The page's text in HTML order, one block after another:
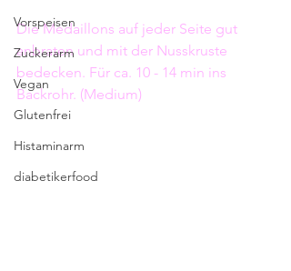
Vorspeisen
Zuckerarm
Vegan
Glutenfrei
Histaminarm
diabetikerfood
Die Medaillons auf jeder Seite gut
anbraten und mit der Nusskruste
bedecken. Für ca. 10 - 14 min ins
Backrohr. (Medium)